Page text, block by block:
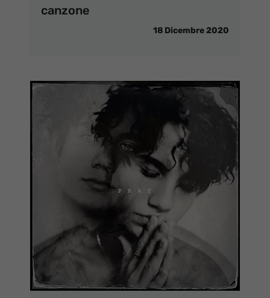
canzone
18 Dicembre 2020